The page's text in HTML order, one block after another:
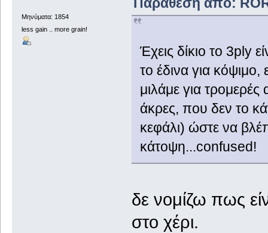
Μηνύματα: 1854
less gain .. more grain!
Έχεις δίκιο το 3ply
το έδινα για κόψιμο,
μιλάμε για τρομερές
άκρες, που δεν το
κεφάλι) ώστε να
κάτοψη...confused!
δε νομίζω πως
στο χέρι.